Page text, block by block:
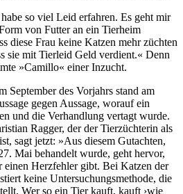
so viel Leid erfahren. Es geht mir
von Futter an ein Tierheim
diese Frau keine Katzen mehr züchten
sie mit Tierleid Geld verdient.« Denn
»Camillo« einer Inzucht.
September des Vorjahrs stand am
gegen Aussage, worauf ein
und die Verhandlung vertagt wurde.
Ragger, der der Tierzüchterin als
sagt jetzt: »Aus diesem Gutachten,
Mai behandelt wurde, geht hervor,
einen Herzfehler gibt. Bei Katzen der
keine Untersuchungsmethode, die
Wer so ein Tier kauft, kauft ›wie